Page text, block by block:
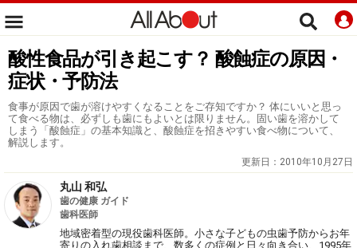
酸性食品が引き起こす？ 酸蝕症の原因・
症状・予防法
食事が原因で歯が溶けやすくなることをご存知ですか？ 体にいいと思っ
て食べる物は、必ずしも歯にもよいとは限りません。固い歯を溶かして
しまう「酸蝕症」の基本知識と、酸蝕症を招きやすい食べ物について、
解説します。
更新日： 2010年10月27日
丸山 和弘
歯の健康 ガイド
歯科医師
地域密着型の現役歯科医師。小さな子どもの虫歯予防からお年
寄りの入れ歯相談まで、数多くの症例と日々向き合い、1995年